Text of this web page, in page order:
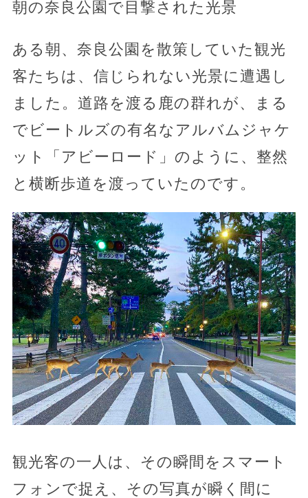
朝の奈良公園で目撃された光景
ある朝、奈良公園を散策していた観光
客たちは、信じられない光景に遭遇し
ました。道路を渡る鹿の群れが、まる
でビートルズの有名なアルバムジャケ
ット「アビーロード」のように、整然
と横断歩道を渡っていたのです。
観光客の一人は、その瞬間をスマート
フォンで捉え、その写真が瞬く間に